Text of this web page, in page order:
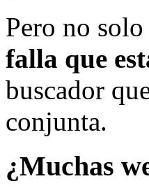
Pero no solo
falla que
buscador
conjunta.
¿Muchas